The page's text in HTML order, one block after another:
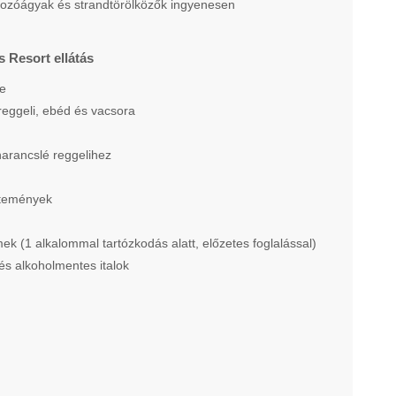
és strandtörölközők ingyenesen
Resort ellátás
ebéd és vacsora
reggelihez
(1 alkalommal tartózkodás alatt, előzetes foglalással)
alkoholmentes italok